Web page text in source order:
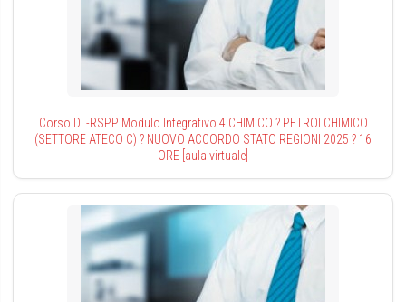
Corso DL-RSPP Modulo Integrativo 4 CHIMICO ? PETROLCHIMICO
(SETTORE ATECO C) ? NUOVO ACCORDO STATO REGIONI 2025 ? 16
ORE [aula virtuale]